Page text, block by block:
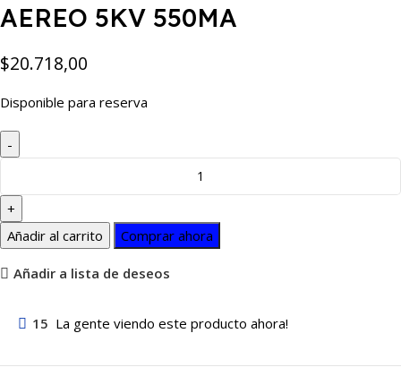
AEREO 5KV 550MA
$20.718,00
Disponible para reserva
Añadir al carrito Comprar ahora
Añadir a lista de deseos
15 La gente viendo este producto ahora!